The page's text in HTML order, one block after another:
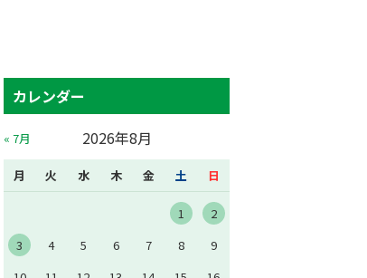
カレンダー
2026年8月
月 火 水 木 金 土 日
1
2
3
4 5 6 7 8
9
« 7月